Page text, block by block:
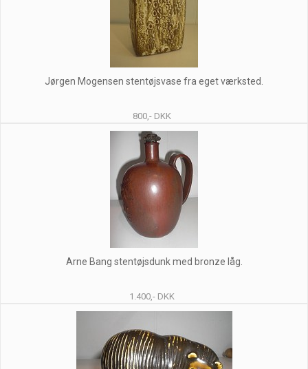
Jørgen Mogensen stentøjsvase fra eget værksted.
800,- DKK
Arne Bang stentøjsdunk med bronze låg.
1.400,- DKK